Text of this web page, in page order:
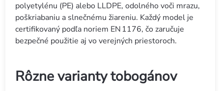
polyetylénu (PE) alebo LLDPE, odolného voči mrazu,
poškriabaniu a slnečnému žiareniu. Každý model je
certifikovaný podľa noriem EN 1176, čo zaručuje
bezpečné použitie aj vo verejných priestoroch.
Rôzne varianty tobogánov